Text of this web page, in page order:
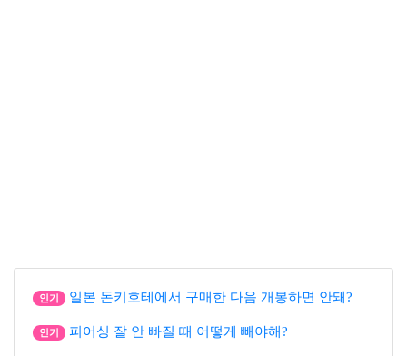
인기 일본 돈키호테에서 구매한 다음 개봉하면 안돼?
인기 피어싱 잘 안 빠질 때 어떻게 빼야해?